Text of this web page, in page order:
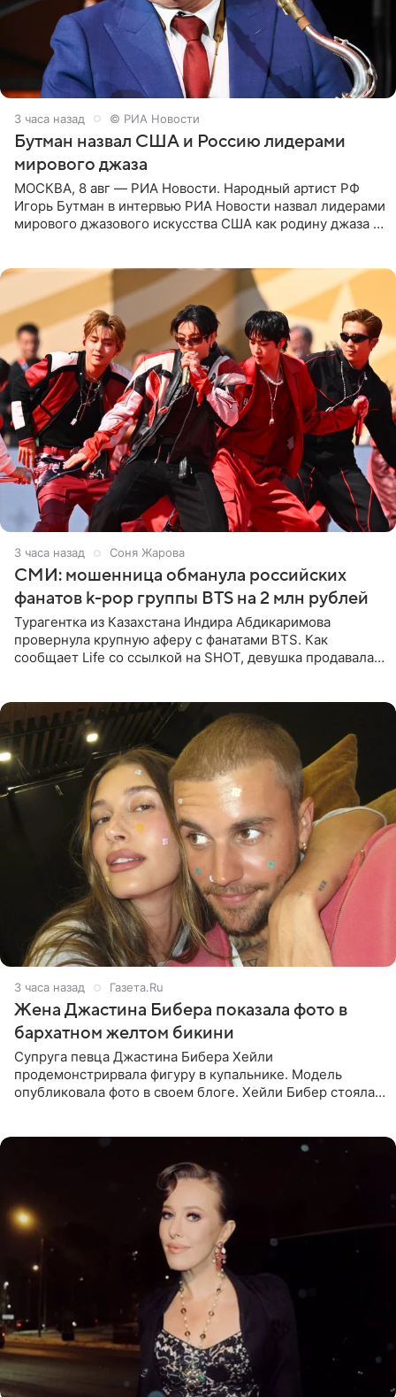
3 часа назад © РИА Новости
Бутман назвал США и Россию лидерами
мирового джаза
МОСКВА, 8 авг — РИА Новости. Народный артист РФ
Игорь Бутман в интервью РИА Новости назвал лидерами
мирового джазового искусства США как родину джаза и
3 часа назад Соня Жарова
СМИ: мошенница обманула российских
фанатов k-pop группы BTS на 2 млн рублей
Турагентка из Казахстана Индира Абдикаримова
провернула крупную аферу с фанатами BTS. Как
сообщает Life со ссылкой на SHOT, девушка продавала
3 часа назад Газета.Ru
Жена Джастина Бибера показала фото в
бархатном желтом бикини
Супруга певца Джастина Бибера Хейли
продемонстрирвала фигуру в купальнике. Модель
опубликовала фото в своем блоге. Хейли Бибер стояла